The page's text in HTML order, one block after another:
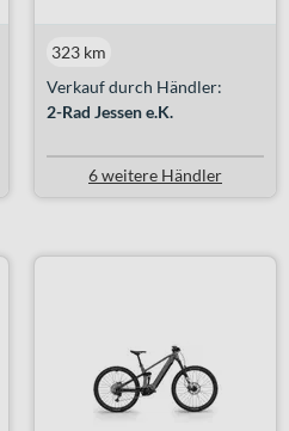
Verkauf durch Händler:
2-Rad Jessen e.K.
323 km
6 weitere Händler